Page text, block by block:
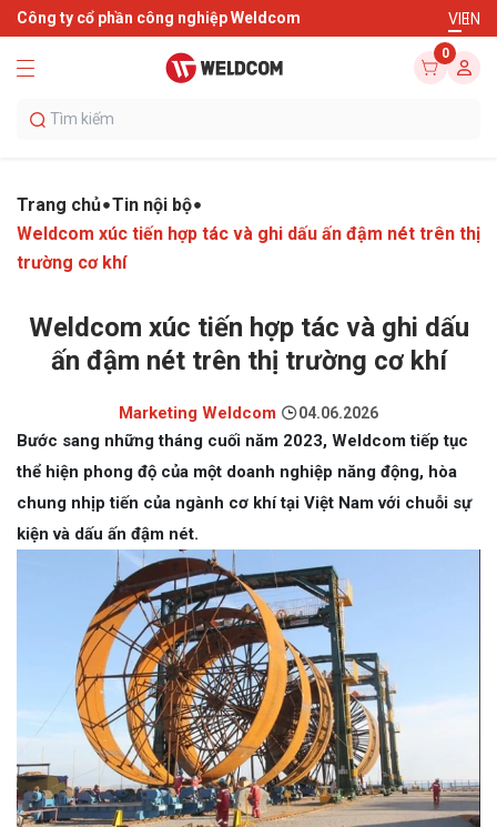
Công ty cổ phần công nghiệp Weldcom VIEN
0
Trang chủ Tin nội bộ
Weldcom xúc tiến hợp tác và ghi dấu ấn đậm nét trên thị
trường cơ khí
Weldcom xúc tiến hợp tác và ghi dấu
ấn đậm nét trên thị trường cơ khí
Marketing Weldcom 04.06.2026
Bước sang những tháng cuối năm 2023, Weldcom tiếp tục
thể hiện phong độ của một doanh nghiệp năng động, hòa
chung nhịp tiến của ngành cơ khí tại Việt Nam với chuỗi sự
kiện và dấu ấn đậm nét.